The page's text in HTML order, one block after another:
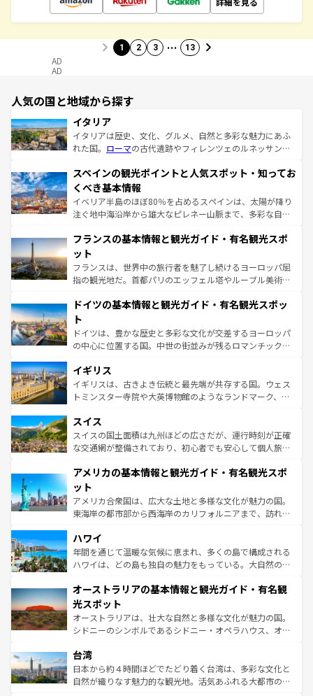
1 2 3 … 13
AD
AD
人気の国と地域から探す
イタリア
イタリアは歴史、文化、グルメ、自然と多彩な魅力にあふ
れた国。 ローマの古代遺跡やフィレンツェのルネッサンス
ろん、トスカーナの美しい田園風景やアマルフィ海岸の絶
景など、自然景観も見逃せない。観光の合間には、本場の
ピザやパスタなど、絶品のイタリア料理を堪能することも
できる。朝目覚めてから夜眠るまで、すべての瞬間を楽し
なお、新着のイタリア情報はコンテンツ一覧を参照してほ
しい。
スペインの観光ポイントと人気スポット・知ってお
くべき基本情報
イベリア半島のほぼ80％を占めるスペインは、太陽が降り
注ぐ地中海沿岸から雄大なピレネー山脈まで、多彩な自然
文化が根付くこの国では、情熱的なフラメンコ、熱気あふ
れる闘牛、そして美味しいタパスが生活の一部となってい
る。首都マドリードの洗練された雰囲気や、バルセロナの
アートに溢れた街角から、地方では古代ローマ遺跡や中世
せる。地方によって風土や気候が異なるスペインはその個
ンテンツ一覧 を参照してほしい。
フランスの基本情報と観光ガイド・有名観光スポ
ット
フランスは、世界中の旅行者を魅了し続けるヨーロッパ屈
指の観光地だ。首都パリのエッフェル塔やルーブル美術館
で、幅広い魅力が詰まっている。華麗な宮殿、歴史的な大
聖堂、美しいビーチ、そして豊かな自然が、訪れる者を心
から魅了する。また、フランスは美食の国としても知ら
れ、フランス料理はユネスコ無形文化遺産にも登録されて
香り高いラベンダー畑など、多彩な楽しみ方が可能だ。さ
らに、パリ以外の地域にも魅力が溢れており、どの街角に
も豊かな歴史と文化が息づいている。パリ以外の個性あふ
を参照してほしい。
ドイツの基本情報と観光ガイド・有名観光スポッ
ト
ドイツは、豊かな歴史と多彩な文化が交差するヨーロッパ
の中心に位置する国。中世の街並みが残るロマンチック街
顔を持つこの国は、どこを歩いても飽きることがない。ベ
ルリンの文化的活気、バイエルン州のアルプスの絶景、そ
してライン川沿いのワイン畑といった風景は必見。ビール
は、お酒好きな人にはぜひ体験してほしい。 なお、新着の
ドイツ情報はコンテンツ一覧を参照してほしい。
イギリス
イギリスは、古きよき伝統と最先端が共存する国。ウェス
トミンスター寺院や大英博物館のようなランドマーク、歴
リアごとに異なる魅力がある。また、優雅なアフタヌーン
ティー、ビール好きにはたまらない英国パブ、サッカー観
戦など、本場だからこそできる体験も豊富。イギリスを旅
ンツ一覧を参照してほしい。
スイス
スイスの国土面積は九州ほどの広さだが、運行時刻が正確
な交通網が整備されており、初心者でも安心して個人旅行
の建物がそのまま残る町や、スイスならではのユニークな
博物館もあり、アルプス観光だけでなく町歩きも満喫する
ことができる。国民の所得が高いため物価も高いが、旅行
者向けの交通パス提供のサービスもあり、うまく活用すれ
着のスイス情報は
アメリカの基本情報と観光ガイド・有名観光スポ
ット
アメリカ合衆国は、広大な土地と多様な文化が魅力の国。
東海岸の都市部から西海岸のカリフォルニアまで、訪れる
のような巨大都市は、観光、ショッピング、エンターテイ
ンメントが詰まった刺激的なスポットだ。一方、アメリカ
西部には大自然が広がり、グランドキャニオンやイエロー
部のニューオーリンズでは、音楽と美食が融合した独特の
文化が魅力。旅行者はアメリカの各地域で異なる魅力を楽
しみながら、その多様性と豊かな歴史を感じることができ
るだろう。車でのロードトリップや列車の旅も、アメリカ
情報は
ハワイ
年間を通じて温暖な気候に恵まれ、多くの島で構成される
ハワイは、どの島も独自の魅力をもっている。大自然の神
ワイ島は見逃せない。また、定番の観光地といえばオアフ
島だが、静かな自然を求めるならマウイ島やカウアイ島が
おすすめ。エメラルドグリーンに輝く海をはじめ、豊かな
文化や歴史が息づいている。「アロハスピリット」と呼ば
人々、おいしいローカルフードやハワイアンミュージッ
ク、伝統的なフラダンスなど、すべてがハワイの魅力を彩
っている。訪れるたびに新しい発見と感動が待っているハ
オーストラリアの基本情報と観光ガイド・有名観
光スポット
オーストラリアは、壮大な自然と多様な文化が魅力の国。
シドニーのシンボルであるシドニー・オペラハウス、オー
リアリーフや大陸中央部にそびえるウルル（エアーズロッ
ク）、タスマニアの美しい原生林やケアンズの熱帯雨林な
ど、見どころがたくさん。また、カフェやワイン、オージ
台湾
日本から約４時間ほどでたどり着く台湾は、多彩な文化と
自然が織りなす魅力的な観光地。活気あふれる大都市の台